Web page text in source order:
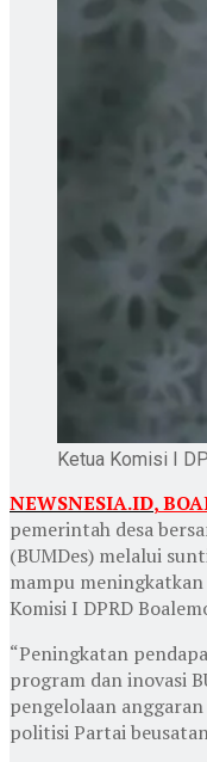
Ketua Komisi I
NEWSNESIA.ID,
pemerintah desa
(BUMDes) melalui
mampu
Komisi I DPRD
“Peningkatan
program dan inovasi
pengelolaan
politisi Partai